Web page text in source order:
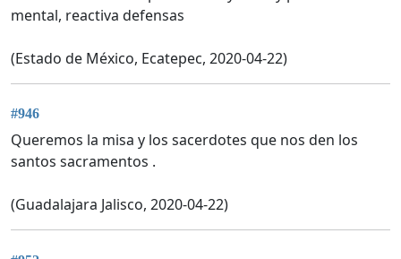
mental, reactiva defensas
(Estado de México, Ecatepec, 2020-04-22)
#946
Queremos la misa y los sacerdotes que nos den los
santos sacramentos .
(Guadalajara Jalisco, 2020-04-22)